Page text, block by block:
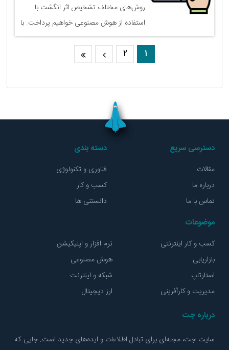
روش‌های مختلف تشخیص اثر انگشت با
استفاده از هوش مصنوعی خواهیم پرداخت. با
ما همراه باشید.
1
2
دسترسی سریع
مقالات
درباره ما
تماس با ما
دسته بندی
فناوری و تکنولوژی
کسب و کار
دانستنی ها
موضوعات
کسب و کار اینترنتی
بازاریابی
استارتاپ
مدیریت و کارآفرینی
نرم افزار و اپلیکیشن
هوش مصنوعی
شبکه و اینترنت
ارز دیجیتال
درباره جت
سایت جت، مجله‌ای برای تبادل اطلاعات و ایده‌های جدید است. جایی که